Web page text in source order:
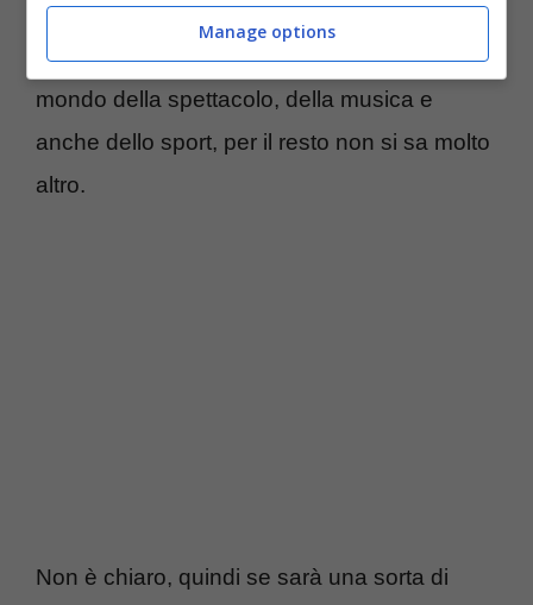
di messa in onda, il canale e la presenza
assicurata ditanti ospititra personaggi del
mondo della spettacolo, della musica e
anche dello sport, per il resto non si sa molto
altro.
Non è chiaro, quindi se sarà una sorta di
Manage options